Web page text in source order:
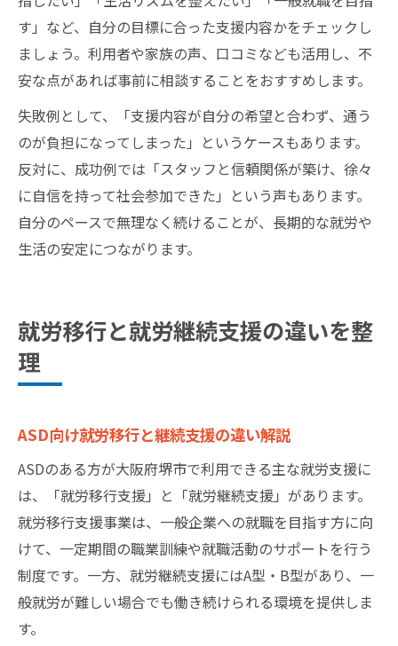
す」など、自分の目標に合った支援内容かをチェックし
ましょう。利用者や家族の声、口コミなども活用し、不
安な点があれば事前に相談することをおすすめします。
失敗例として、「支援内容が自分の希望と合わず、通う
のが負担になってしまった」というケースもあります。
反対に、成功例では「スタッフと信頼関係が築け、徐々
に自信を持って社会参加できた」という声もあります。
自分のペースで無理なく続けることが、長期的な就労や
生活の安定につながります。
就労移行と就労継続支援の違いを整
理
ASD向け就労移行と継続支援の違い解説
ASDのある方が大阪府堺市で利用できる主な就労支援に
は、「就労移行支援」と「就労継続支援」があります。
就労移行支援事業は、一般企業への就職を目指す方に向
けて、一定期間の職業訓練や就職活動のサポートを行う
制度です。一方、就労継続支援にはA型・B型があり、一
般就労が難しい場合でも働き続けられる環境を提供しま
す。